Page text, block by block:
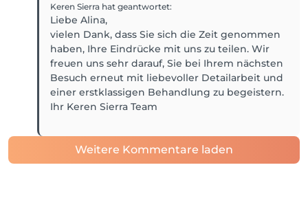
Keren Sierra hat geantwortet:
Liebe Alina,
vielen Dank, dass Sie sich die Zeit genommen
haben, Ihre Eindrücke mit uns zu teilen. Wir
freuen uns sehr darauf, Sie bei Ihrem nächsten
Besuch erneut mit liebevoller Detailarbeit und
einer erstklassigen Behandlung zu begeistern.
Ihr Keren Sierra Team
Weitere Kommentare laden